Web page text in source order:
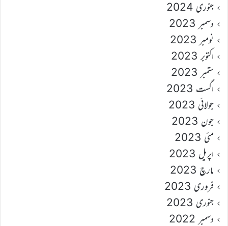
جنوری 2024
دسمبر 2023
نومبر 2023
اکتوبر 2023
ستمبر 2023
اگست 2023
جولائی 2023
جون 2023
مئی 2023
اپریل 2023
مارچ 2023
فروری 2023
جنوری 2023
دسمبر 2022